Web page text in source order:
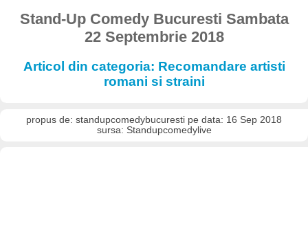
Stand-Up Comedy Bucuresti Sambata
22 Septembrie 2018
Articol din categoria: Recomandare artisti
romani si straini
propus de: standupcomedybucuresti pe data: 16 Sep 2018
sursa: Standupcomedylive